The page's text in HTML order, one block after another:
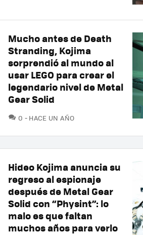
Mucho antes de Death
Stranding, Kojima
sorprendió al mundo al
usar LEGO para crear el
legendario nivel de Metal
Gear Solid
0 COMENTARIOS
HACE UN AÑO
Hideo Kojima anuncia su
regreso al espionaje
después de Metal Gear
Solid con “Physint”: lo
malo es que faltan
muchos años para verlo